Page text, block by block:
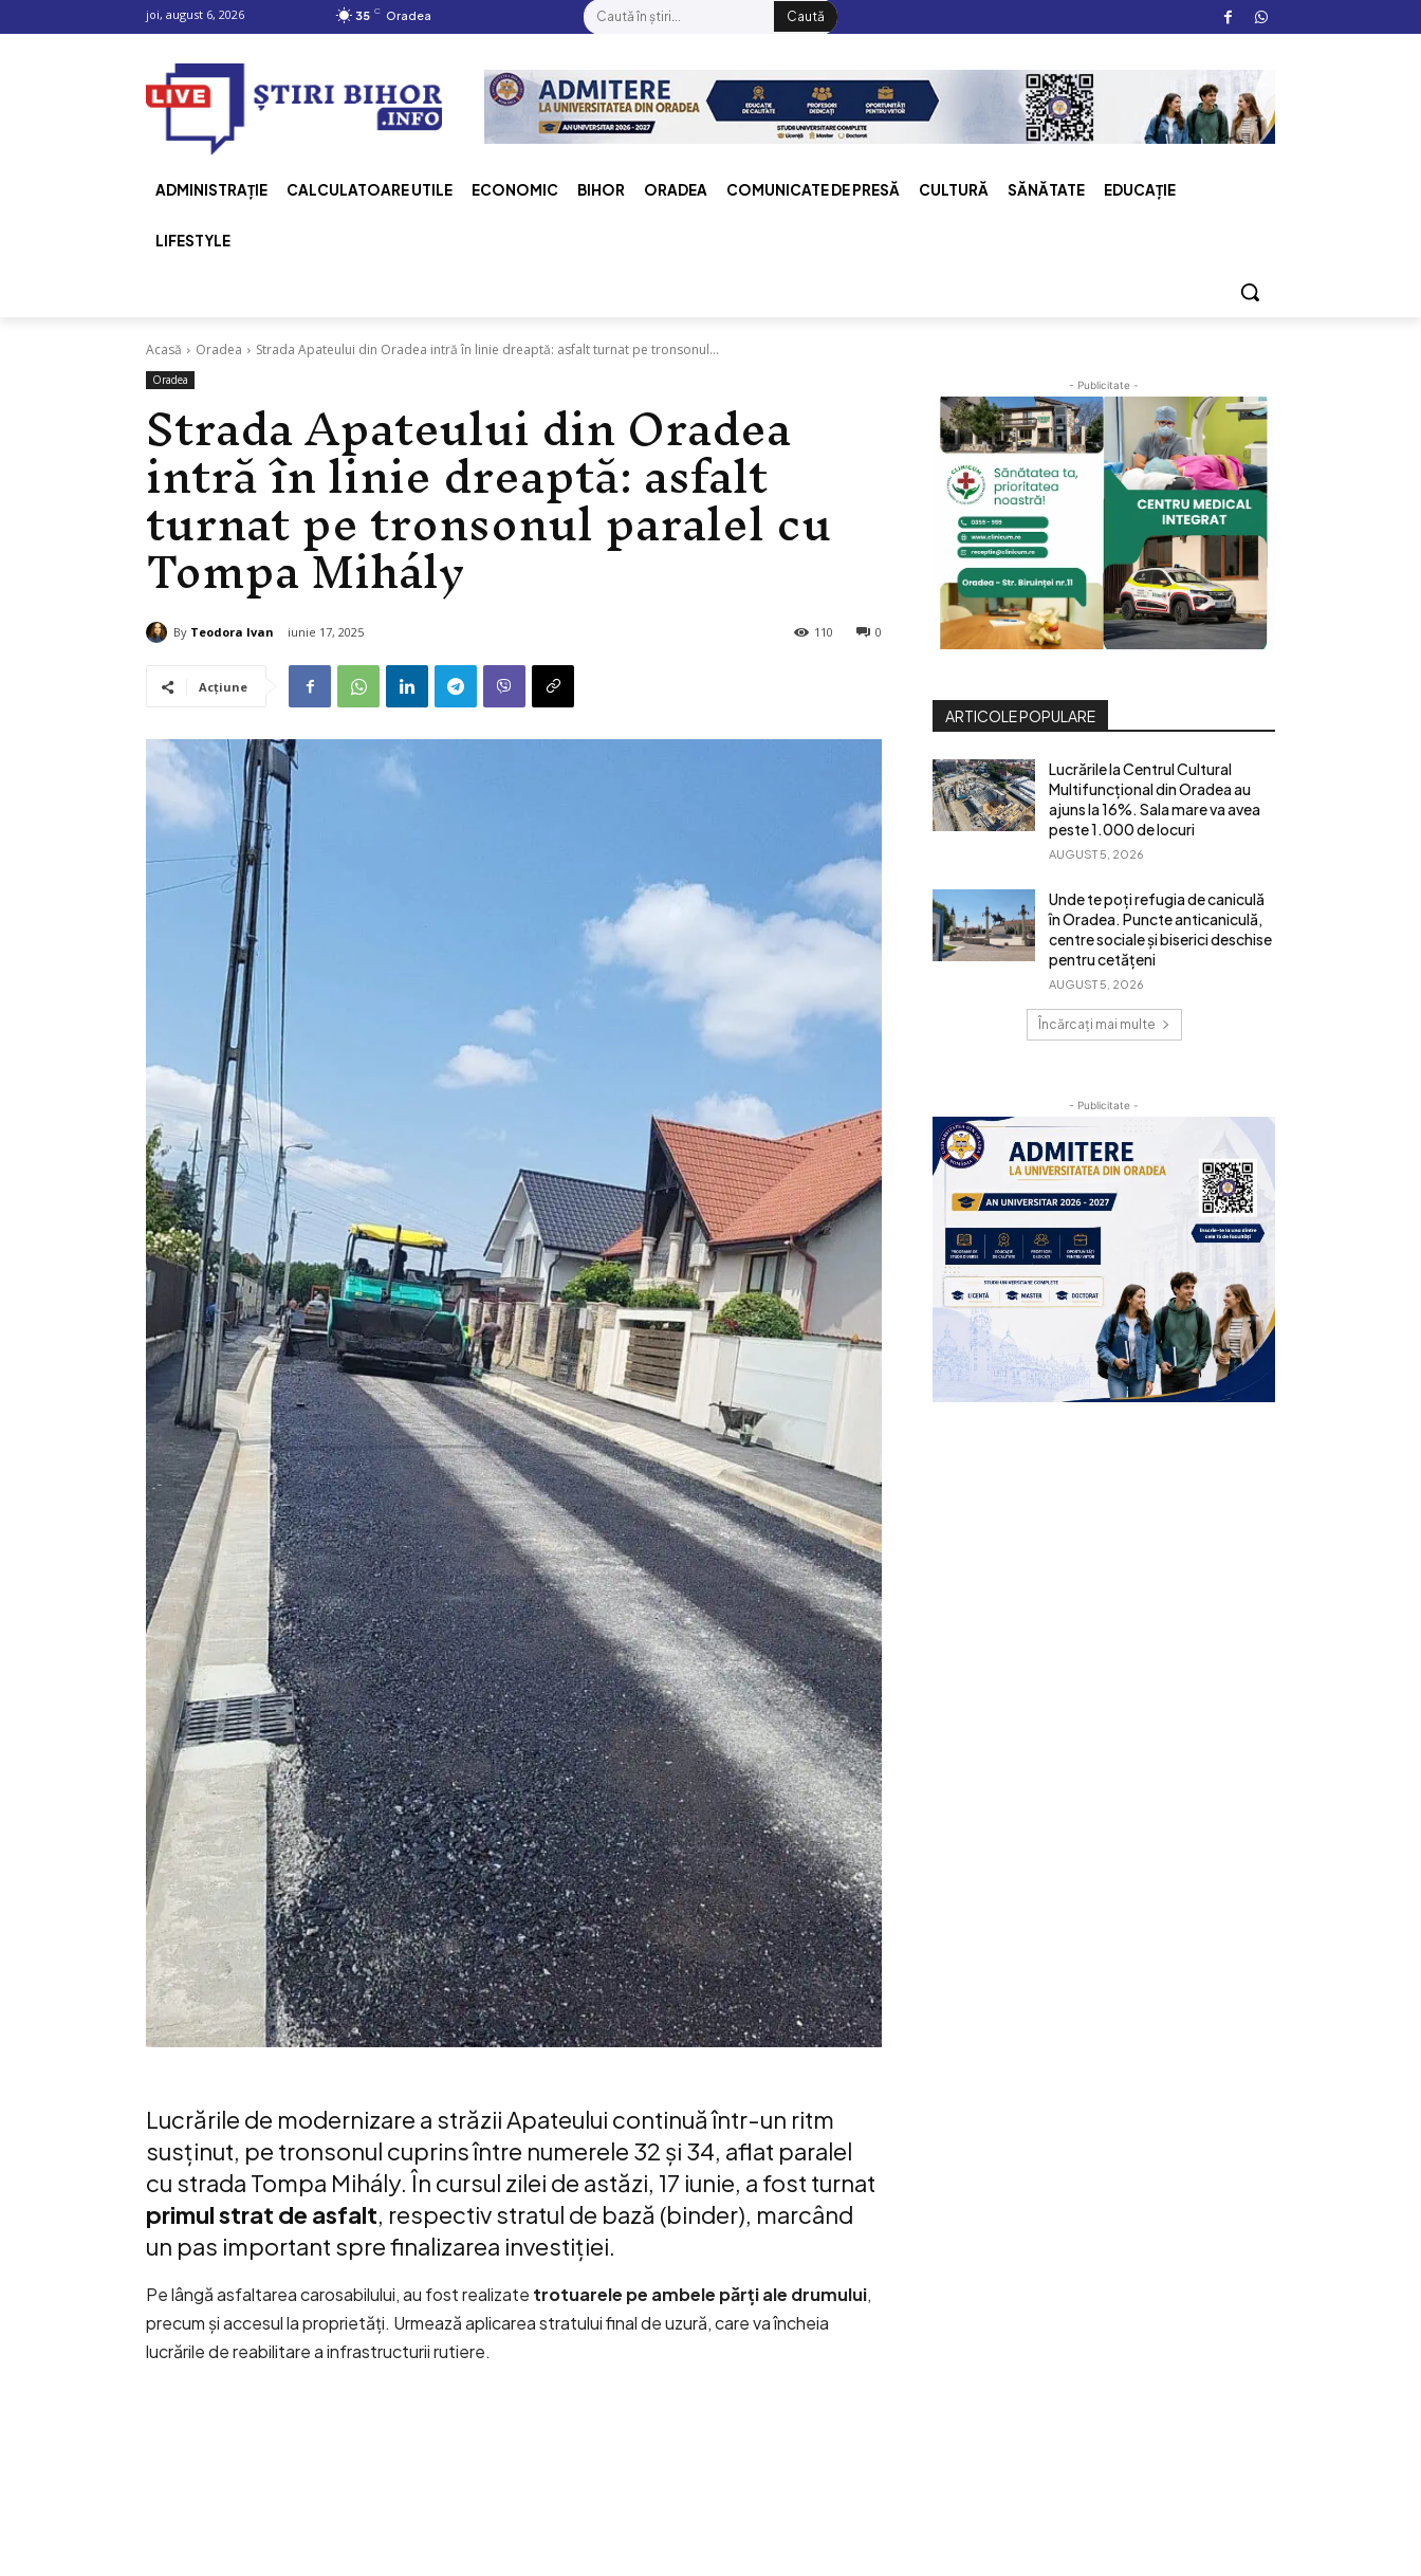
joi, august 6, 2026 35 C Oradea Caută
ADMINISTRAȚIE CALCULATOARE UTILE ECONOMIC BIHOR ORADEA COMUNICATE DE PRESĂ CULTURĂ SĂNĂTATE EDUCAȚIE
LIFESTYLE
Acasă Oradea Strada Apateului din Oradea intră în linie dreaptă: asfalt turnat pe tronsonul...
Oradea
Strada Apateului din Oradea
intră în linie dreaptă: asfalt
turnat pe tronsonul paralel cu
Tompa Mihály
By Teodora Ivan iunie 17, 2025 0
110
Acțiune
Lucrările de modernizare a străzii Apateului continuă într-un ritm
susținut, pe tronsonul cuprins între numerele 32 și 34, aflat paralel
cu strada Tompa Mihály. În cursul zilei de astăzi, 17 iunie, a fost turnat
primul strat de asfalt, respectiv stratul de bază (binder), marcând
un pas important spre finalizarea investiției.
Pe lângă asfaltarea carosabilului, au fost realizate trotuarele pe ambele părți ale drumului,
precum și accesul la proprietăți. Urmează aplicarea stratului final de uzură, care va încheia
lucrările de reabilitare a infrastructurii rutiere.
- Publicitate -
ARTICOLE POPULARE
Lucrările la Centrul Cultural
Multifuncțional din Oradea au
ajuns la 16%. Sala mare va avea
peste 1.000 de locuri
AUGUST 5, 2026
Unde te poți refugia de caniculă
în Oradea. Puncte anticaniculă,
centre sociale și biserici deschise
pentru cetățeni
AUGUST 5, 2026
Încărcați mai multe
- Publicitate -